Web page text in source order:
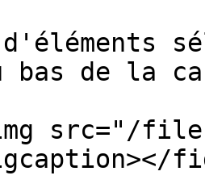
d'éléments
bas de la
src="/